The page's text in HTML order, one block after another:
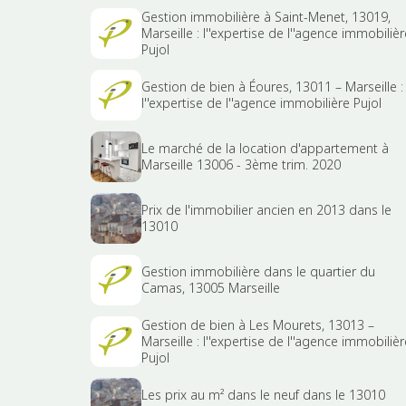
Gestion immobilière à Saint-Menet, 13019,
Marseille : l''expertise de l''agence
Pujol
Gestion de bien à Éoures, 13011 – Marseille :
l''expertise de l''agence immobilière Pujol
Le marché de la location d'appartement à
Marseille 13006 - 3ème trim. 2020
Prix de l'immobilier ancien en 2013 dans le
13010
Gestion immobilière dans le quartier du
Camas, 13005 Marseille
Gestion de bien à Les Mourets, 13013 –
Marseille : l''expertise de l''agence
Pujol
Les prix au m² dans le neuf dans le 13010